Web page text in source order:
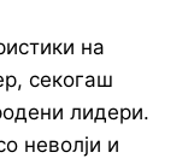
на
секогаш
лидери.
неволји и